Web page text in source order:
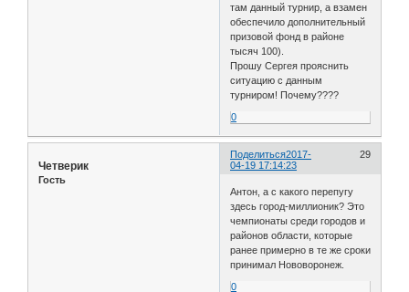
там данный турнир, а взамен
обеспечило дополнительный
призовой фонд в районе
тысяч 100).
Прошу Сергея прояснить
ситуацию с данным
турниром! Почему????
0
Поделиться 29
2017-
04-19 17:14:23
Четверик
Гость
Антон, а с какого перепугу
здесь город-миллионик? Это
чемпионаты среди городов и
районов области, которые
ранее примерно в те же сроки
принимал Нововоронеж.
0